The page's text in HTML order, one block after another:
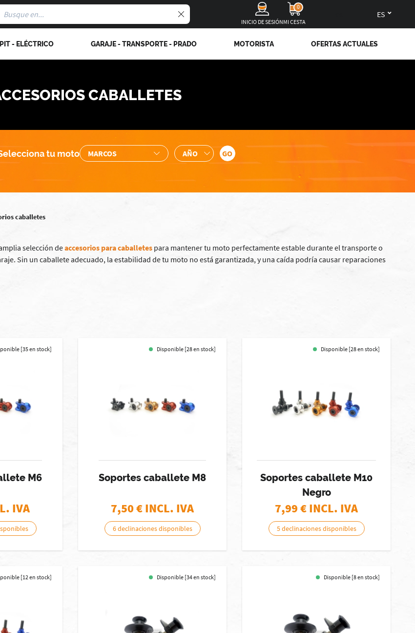
INICIO DE SESIÓN
0
MI CESTA
- ELÉCTRICO GARAJE - TRANSPORTE - PRADO MOTORISTA OFERTAS ACTUALES
CABALLETES
tu moto
caballetes
selección deaccesorios para caballetes para mantener tu moto perfectamente estable durante el transporte o
Sin un caballete adecuado, la estabilidad de tu moto no está garantizada, y una caída podría causar reparaciones
[35 en stock]
M6
IVA
Disponible [28 en stock]
Soportes caballete M8
7,50€ INCL. IVA
6 declinaciones disponibles
Disponible [28 en stock]
Soportes caballete M10
Negro
7,99 € INCL. IVA
5 declinaciones disponibles
[12 en stock] Disponible [34 en stock] Disponible [8 en stock]